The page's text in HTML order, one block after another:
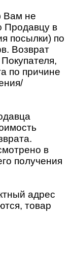
Вам не
Продавцу в
посылки) по
Возврат
по причине
в
получения
адрес
товар